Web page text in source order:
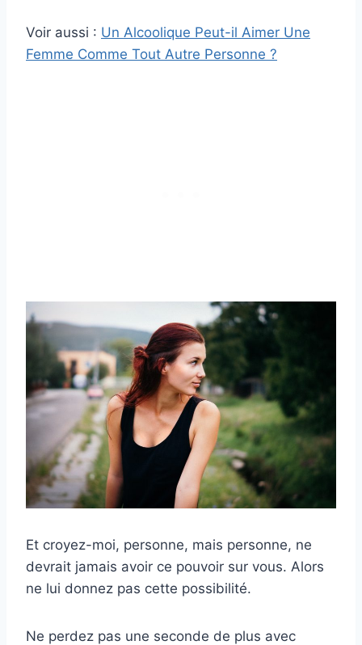
Voir aussi : Un Alcoolique Peut-il Aimer Une
Femme Comme Tout Autre Personne ?
Et croyez-moi, personne, mais personne, ne
devrait jamais avoir ce pouvoir sur vous. Alors
ne lui donnez pas cette possibilité.
Ne perdez pas une seconde de plus avec